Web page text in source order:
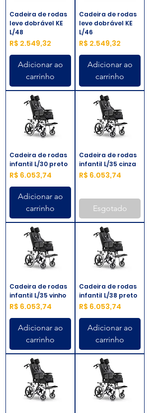
Cadeira de rodas
leve dobrável KE
L/48
Preço
R$ 2.549,32
Adicionar ao
carrinho
Cadeira de rodas
leve dobrável KE
L/46
Preço
R$ 2.549,32
Adicionar ao
carrinho
Cadeira de rodas
infantil L/30 preto
Preço
R$ 6.053,74
Adicionar ao
carrinho
Cadeira de rodas
infantil L/35 cinza
Preço
R$ 6.053,74
Esgotado
Cadeira de rodas
infantil L/35 vinho
Preço
R$ 6.053,74
Adicionar ao
carrinho
Cadeira de rodas
infantil L/38 preto
Preço
R$ 6.053,74
Adicionar ao
carrinho